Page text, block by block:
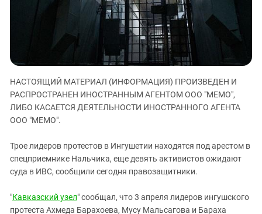
ЗАСТАВЛЯЕТ
КАВКАЗ ЗА ПАЛЕСТИНУ
ИНАКОМЫСЛИЕ В ЧЕЧНЕ
ПРЕСЛЕДОВАНИЕ АКТИВИСТОВ
МОБИЛИЗАЦИЯ И ПРОТЕСТЫ
Кабардино-Балкария
Калмыкия
Карачаево-Черкесия
Краснодарский край
Нагорный Карабах
Ростовская область
Северная Осетия - Алания
Ставропольский край
НАСТОЯЩИЙ МАТЕРИАЛ (ИНФОРМАЦИЯ) ПРОИЗВЕДЕН И
РАСПРОСТРАНЕН ИНОСТРАННЫМ АГЕНТОМ ООО "МЕМО",
ЛИБО КАСАЕТСЯ ДЕЯТЕЛЬНОСТИ ИНОСТРАННОГО АГЕНТА
ООО "МЕМО".
Трое лидеров протестов в Ингушетии находятся под арестом в
спецприемнике Нальчика, еще девять активистов ожидают
суда в ИВС, сообщили сегодня правозащитники.
"Кавказский узел" сообщал, что 3 апреля лидеров ингушского
протеста Ахмеда Барахоева, Мусу Мальсагова и Бараха